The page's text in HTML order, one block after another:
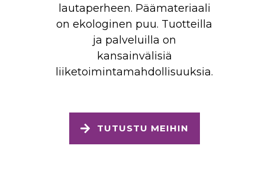
lautaperheen. Päämateriaali
on ekologinen puu. Tuotteilla
ja palveluilla on
kansainvälisiä
liiketoimintamahdollisuuksia.
TUTUSTU MEIHIN